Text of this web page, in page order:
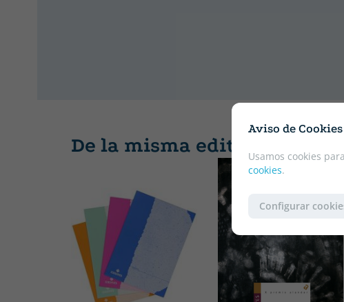
Aviso de Cookies
Usamos cookies
cookies.
Configurar
De la misma editorial